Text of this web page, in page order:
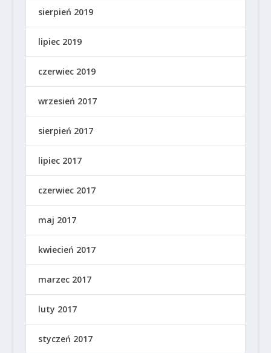
sierpień 2019
lipiec 2019
czerwiec 2019
wrzesień 2017
sierpień 2017
lipiec 2017
czerwiec 2017
maj 2017
kwiecień 2017
marzec 2017
luty 2017
styczeń 2017